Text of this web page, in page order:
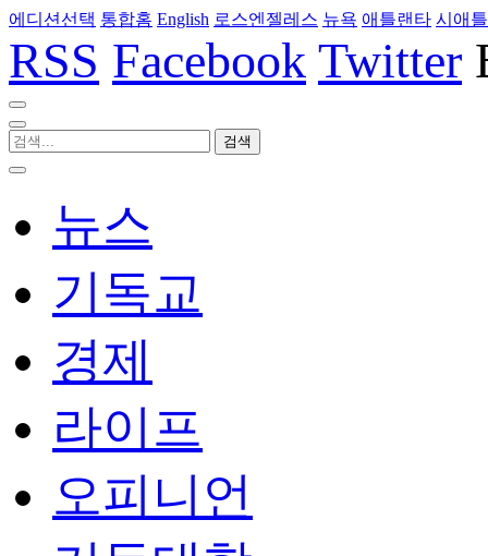
에디션선택 통합홈 English 로스엔젤레스 뉴욕 애틀랜타 시애틀
RSS Facebook Twitter
뉴스
기독교
경제
라이프
오피니언